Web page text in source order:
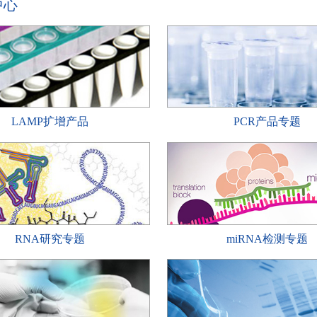
心
LAMP扩增产品 PCR产品专题
RNA研究专题 miRNA检测专题